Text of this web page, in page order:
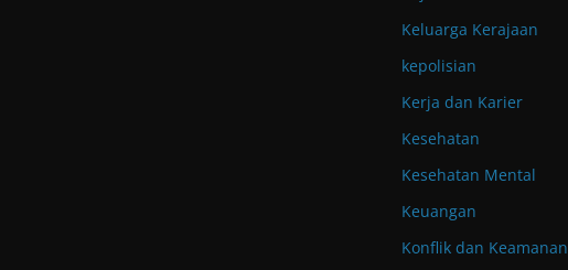
Keluarga Kerajaan
kepolisian
Kerja dan Karier
Kesehatan
Kesehatan Mental
Keuangan
Konflik dan Keamanan